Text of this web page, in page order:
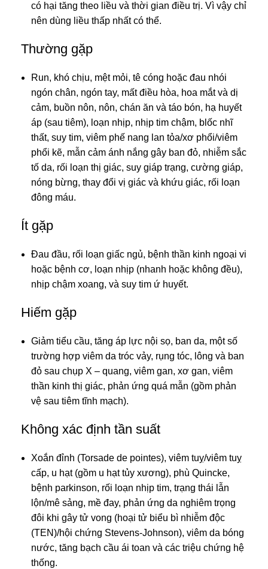
có hại tăng theo liều và thời gian điều trị. Vì vậy chỉ
nên dùng liều thấp nhất có thể.
Thường gặp
Run, khó chịu, mệt mỏi, tê cóng hoặc đau nhói
ngón chân, ngón tay, mất điều hòa, hoa mắt và dị
cảm, buồn nôn, nôn, chán ăn và táo bón, hạ huyết
áp (sau tiêm), loạn nhịp, nhịp tim chậm, blốc nhĩ
thất, suy tim, viêm phế nang lan tỏa/xơ phổi/viêm
phổi kẽ, mẫn cảm ánh nắng gây ban đỏ, nhiễm sắc
tố da, rối loạn thị giác, suy giáp trạng, cường giáp,
nóng bừng, thay đổi vị giác và khứu giác, rối loạn
đông máu.
Ít gặp
Đau đầu, rối loạn giấc ngủ, bệnh thần kinh ngoại vi
hoặc bệnh cơ, loạn nhịp (nhanh hoặc không đều),
nhịp chậm xoang, và suy tim ứ huyết.
Hiếm gặp
Giảm tiểu cầu, tăng áp lực nội sọ, ban da, một số
trường hợp viêm da tróc vảy, rụng tóc, lông và ban
đỏ sau chụp X – quang, viêm gan, xơ gan, viêm
thần kinh thị giác, phản ứng quá mẫn (gồm phản
vệ sau tiêm tĩnh mạch).
Không xác định tần suất
Xoắn đỉnh (Torsade de pointes), viêm tuỵ/viêm tuỵ
cấp, u hạt (gồm u hạt tủy xương), phù Quincke,
bệnh parkinson, rối loạn nhịp tim, trạng thái lẫn
lộn/mê sảng, mề đay, phản ứng da nghiêm trọng
đôi khi gây tử vong (hoại tử biểu bì nhiễm độc
(TEN)/hội chứng Stevens-Johnson), viêm da bóng
nước, tăng bạch cầu ái toan và các triệu chứng hệ
thống.